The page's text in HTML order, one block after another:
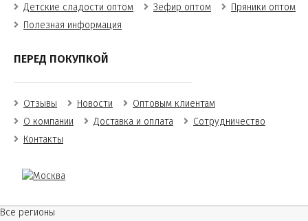
Детские сладости оптом
Зефир оптом
Пряники оптом
Полезная информация
ПЕРЕД ПОКУПКОЙ
Отзывы Новости
Оптовым клиентам
О компании
Доставка и оплата
Сотрудничество
Контакты
Все регионы